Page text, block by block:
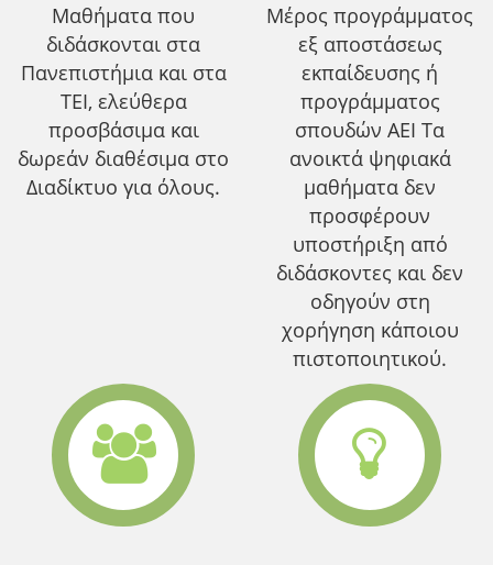
Μαθήματα που
διδάσκονται στα
Πανεπιστήμια και στα
ΤΕΙ, ελεύθερα
προσβάσιμα και
δωρεάν διαθέσιμα στο
Διαδίκτυο για όλους.
Μέρος προγράμματος
εξ αποστάσεως
εκπαίδευσης ή
προγράμματος
σπουδών ΑΕΙ Τα
ανοικτά ψηφιακά
μαθήματα δεν
προσφέρουν
υποστήριξη από
διδάσκοντες και δεν
οδηγούν στη
χορήγηση κάποιου
πιστοποιητικού.